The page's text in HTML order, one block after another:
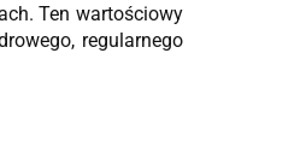
Ten wartościowy
regularnego